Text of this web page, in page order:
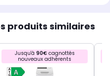
produits similaires
Jusqu'à 90€cagnottés
nouveaux adhérents